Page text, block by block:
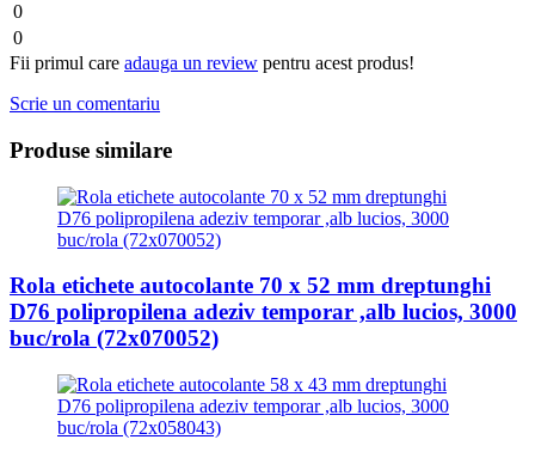
0
0
Fii primul care adauga un review pentru acest produs!
Scrie un comentariu
Produse similare
Rola etichete autocolante 70 x 52 mm dreptunghi
D76 polipropilena adeziv temporar ,alb lucios, 3000
buc/rola (72x070052)